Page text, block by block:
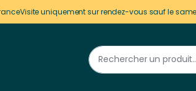
Visite uniquement sur rendez-vous sauf le